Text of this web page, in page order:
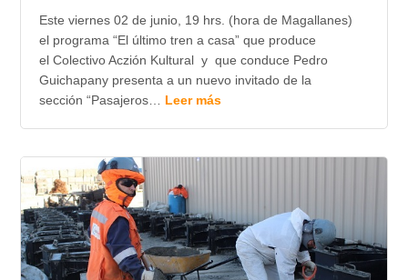
Este viernes 02 de junio, 19 hrs. (hora de Magallanes)
el programa “El último tren a casa” que produce
el Colectivo Aczión Kultural y que conduce Pedro
Guichapany presenta a un nuevo invitado de la
sección “Pasajeros… Leer más